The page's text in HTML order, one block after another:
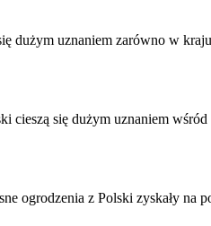
dużym uznaniem zarówno w
cieszą się dużym uznaniem
ogrodzenia z Polski zyskały